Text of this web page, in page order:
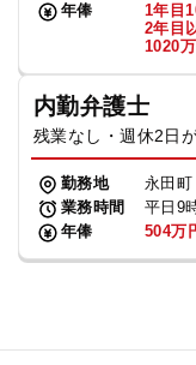
年俸
1年目
2年目
1020万
内勤弁護士
残業なし・週休2日
勤務地
永田町
業務時間
平日9
年俸
504万